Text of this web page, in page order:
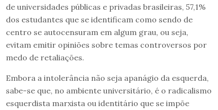
de universidades públicas e privadas brasileiras, 57,1%
dos estudantes que se identificam como sendo de
centro se autocensuram em algum grau, ou seja,
evitam emitir opiniões sobre temas controversos por
medo de retaliações.
Embora a intolerância não seja apanágio da esquerda,
sabe-se que, no ambiente universitário, é o radicalismo
esquerdista marxista ou identitário que se impõe